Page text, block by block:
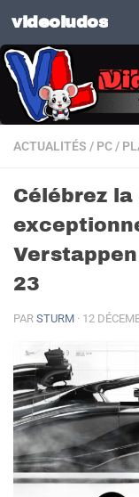
Skip to content
videoludos
ACTUALITÉS / PC/
Célébrez
Verstappen
23
PAR STURM · 12